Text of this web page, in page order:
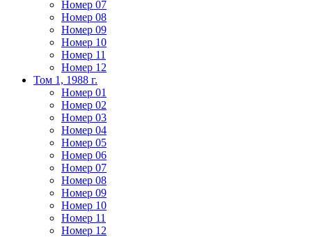
Номер 07
Номер 08
Номер 09
Номер 10
Номер 11
Номер 12
Том 1, 1988 г.
Номер 01
Номер 02
Номер 03
Номер 04
Номер 05
Номер 06
Номер 07
Номер 08
Номер 09
Номер 10
Номер 11
Номер 12